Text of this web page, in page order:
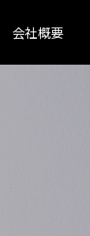
会社概要